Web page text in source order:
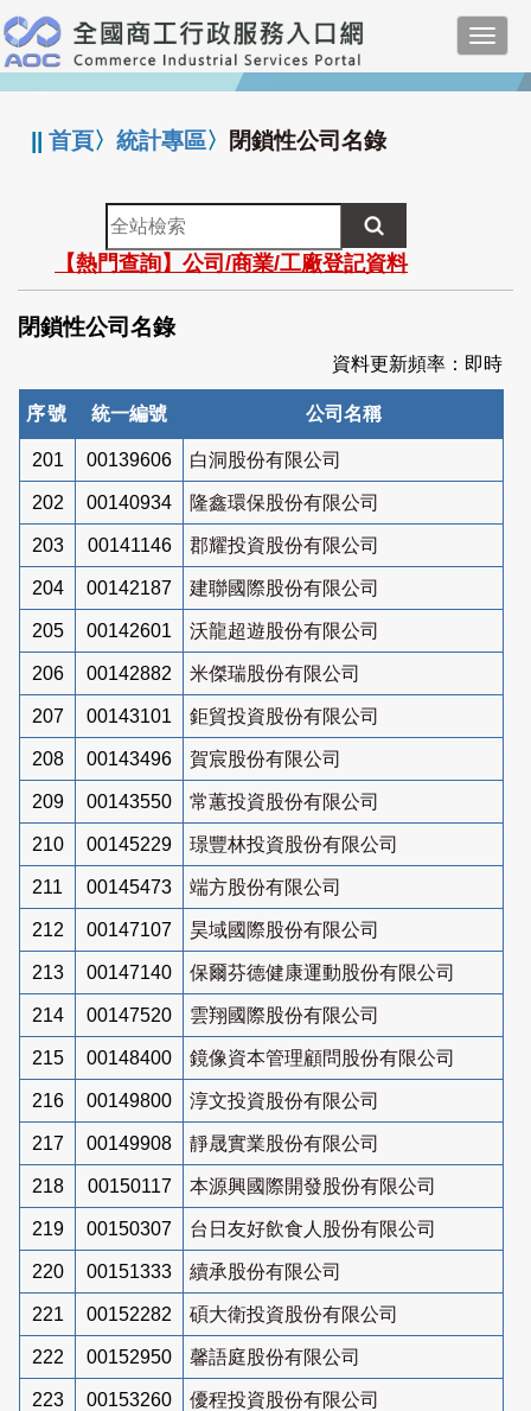
跳
到
主
要
:::
||首頁〉統計專區〉 閉鎖性公司名錄
全
站
檢
索
【熱門查詢】公司/商業/工廠登記資料
閉鎖性公司名錄
資料更新頻率：即時
序號 統一編號 公司名稱
201 00139606 白洞股份有限公司
202 00140934 隆鑫環保股份有限公司
203 00141146 郡耀投資股份有限公司
204 00142187 建聯國際股份有限公司
205 00142601 沃龍超遊股份有限公司
206 00142882 米傑瑞股份有限公司
207 00143101 鉅貿投資股份有限公司
208 00143496 賀宸股份有限公司
209 00143550 常蕙投資股份有限公司
210 00145229 璟豐林投資股份有限公司
211 00145473 端方股份有限公司
212 00147107 昊域國際股份有限公司
213 00147140 保爾芬德健康運動股份有限公司
214 00147520 雲翔國際股份有限公司
215 00148400 鏡像資本管理顧問股份有限公司
216 00149800 淳文投資股份有限公司
217 00149908 靜晟實業股份有限公司
218 00150117 本源興國際開發股份有限公司
219 00150307 台日友好飲食人股份有限公司
220 00151333 續承股份有限公司
221 00152282 碩大衛投資股份有限公司
222 00152950 馨語庭股份有限公司
223 00153260 優程投資股份有限公司